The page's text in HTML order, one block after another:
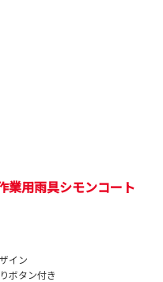
用雨具シモンコート
イン
ボタン付き